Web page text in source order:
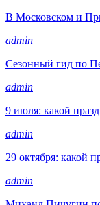
В Московском и
admin
Сезонный гид по
admin
9 июля: какой
admin
29 октября: какой
admin